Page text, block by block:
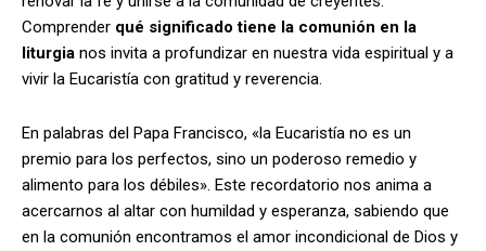
Comprender qué significado tiene la comunión en la
liturgia nos invita a profundizar en nuestra vida espiritual y a
vivir la Eucaristía con gratitud y reverencia.
En palabras del Papa Francisco, «la Eucaristía no es un
premio para los perfectos, sino un poderoso remedio y
alimento para los débiles». Este recordatorio nos anima a
acercarnos al altar con humildad y esperanza, sabiendo que
en la comunión encontramos el amor incondicional de Dios y